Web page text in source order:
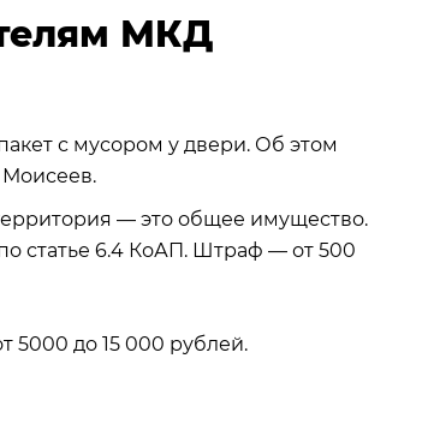
МКД
с мусором у двери. Об этом
— это общее имущество.
статье 6.4 КоАП. Штраф — от 500
5000 до 15 000 рублей.